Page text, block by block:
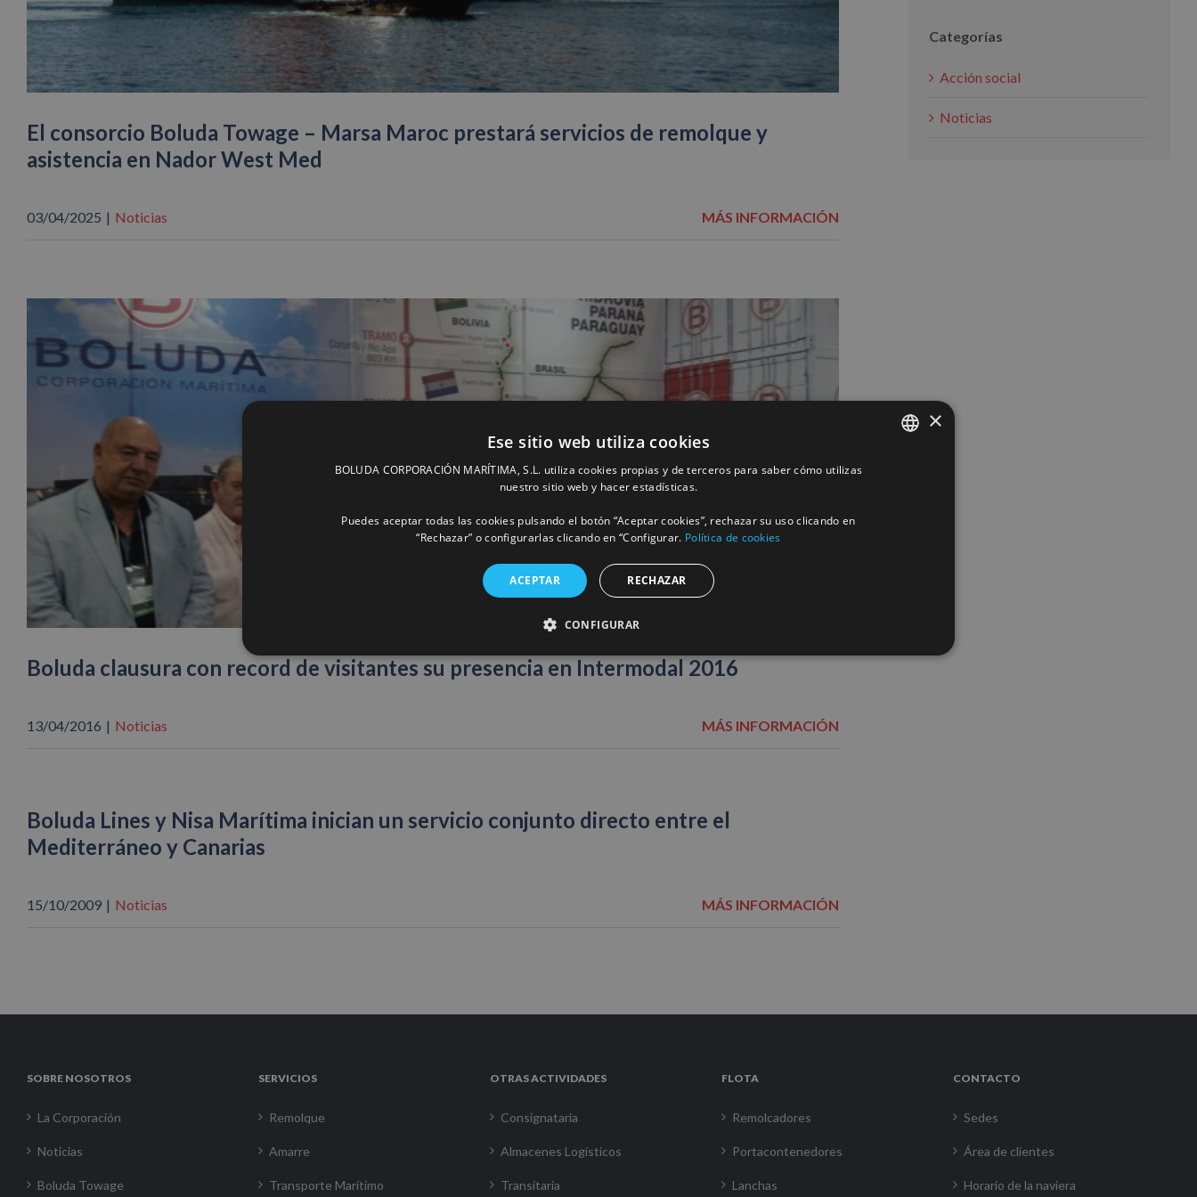
El consorcio Boluda Towage – Marsa Maroc prestará servicios de remolque y
asistencia en Nador West Med
03/04/2025 | Noticias MÁS INFORMACIÓN
Boluda clausura con record de visitantes su presencia en Intermodal 2016
13/04/2016 | Noticias MÁS INFORMACIÓN
Boluda Lines y Nisa Marítima inician un servicio conjunto directo entre el
Mediterráneo y Canarias
15/10/2009 | Noticias MÁS INFORMACIÓN
Categorías
Acción social
Noticias
SOBRE NOSOTROS
La Corporación
Noticias
Boluda Towage
SERVICIOS
Remolque
Amarre
Transporte Marítimo
OTRAS ACTIVIDADES
Consignataria
Almacenes Logísticos
Transitaria
FLOTA
Remolcadores
Portacontenedores
Lanchas
CONTACTO
Sedes
Área de clientes
Horario de la naviera
×
Ese sitio web utiliza cookies
BOLUDA CORPORACIÓN MARÍTIMA, S.L. utiliza cookies propias y de terceros para saber cómo utilizas
nuestro sitio web y hacer estadísticas.
Puedes aceptar todas las cookies pulsando el botón “Aceptar cookies”, rechazar su uso clicando en
“Rechazar” o configurarlas clicando en “Configurar. Política de cookies
ACEPTAR RECHAZAR
CONFIGURAR